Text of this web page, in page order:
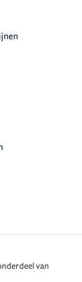
van